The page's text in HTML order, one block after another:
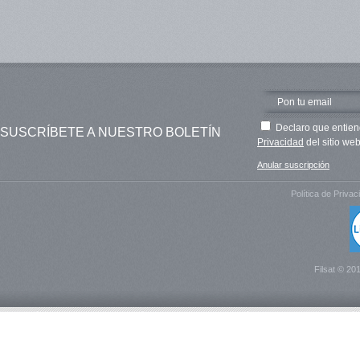
SUSCRÍBETE A NUESTRO BOLETÍN
Declaro que
Privacidad del sitio
Anular suscripción
Política de
Filsat ©